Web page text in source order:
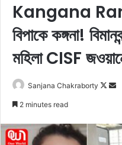
Kangana
বিপাকে কঙ্গনা!
মহিলা CISF
Sanjana Chakraborty
F
l
o
d
a
2 minutes read